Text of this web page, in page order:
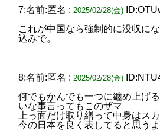
7:名前:匿名 : 2025/02/28(金)
これが中国なら強制的に没収に
込みで。
8:名前:匿名 : 2025/02/28(金)
何でもかんでも一つに纏め上げ
いな事言ってもこのザマ
上っ面だけ取り繕って中身はス
今の日本を良く表してると思うよ